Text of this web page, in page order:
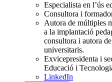
Especialista en l’ús
Consultora i
Autora de múltiples
a la implantació
consultora i autora
universitaris.
Exvicepresidenta i
Educació i
LinkedIn